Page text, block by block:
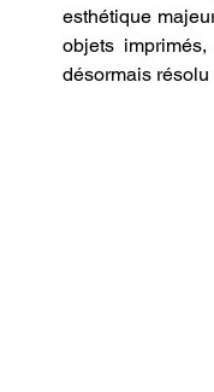
Bambu Lab X2D
esthétique
objets
désormais